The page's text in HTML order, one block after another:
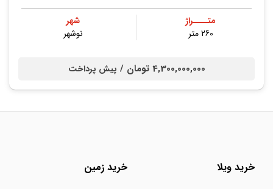
متــــراژ
260 متر
شهر
نوشهر
4,300,000,000 تومان / پیش پرداخت
خرید ویلا خرید زمین